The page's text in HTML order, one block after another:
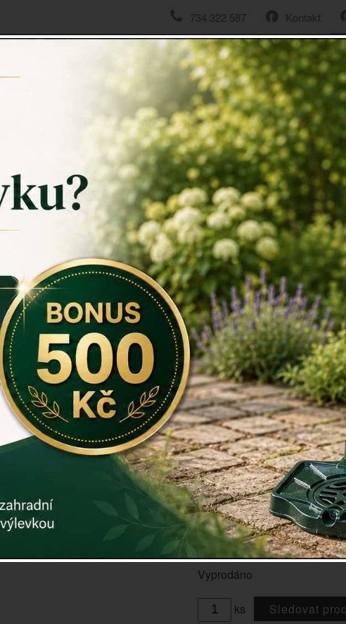
Kontakt
734 322 587
Zrcadla v rámu, s okenicemi->Zrcadlo v dřevěném rámu 39x34cm
Zrcadlo v
Zrcadlo v dřevěném rámu
kontrolovat svůj vzhled
předsíni), ale i tam, kde chce
prostor.
Zrcadlomá lehkou patinu a
Lze zavěsit na výšku i šířku.
Rozměry: rám zrcadla
Hmotnost: pouhých 1100g
Materiál: sklo, dřevo
Záruka: 2 roky
Kód:dek9098
Další parametry
Cena: 395 Kč
Vyprodáno
ks Sledovat